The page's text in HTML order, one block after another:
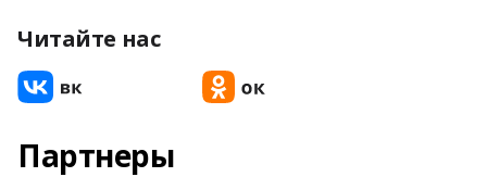
Читайте нас
Партнеры